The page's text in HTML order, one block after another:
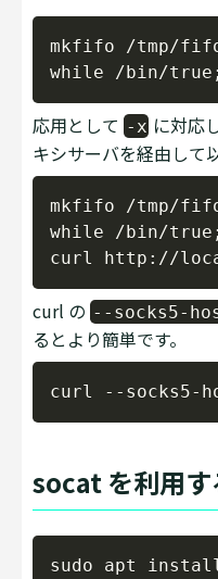
mkfifo /tmp/
応用として -x に対応
キシサーバを経由して
mkfifo /tmp/
while /bin/true;
curl の --socks5-
るとより簡単です。
socat を利用
sudo apt